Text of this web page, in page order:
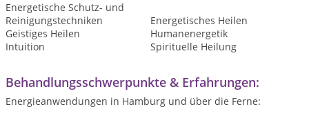
Energetische Schutz- und
Reinigungstechniken
Energetisches Heilen
Geistiges Heilen
Humanenergetik
Intuition
Spirituelle Heilung
Behandlungsschwerpunkte & Erfahrungen:
Energieanwendungen in Hamburg und über die Ferne: